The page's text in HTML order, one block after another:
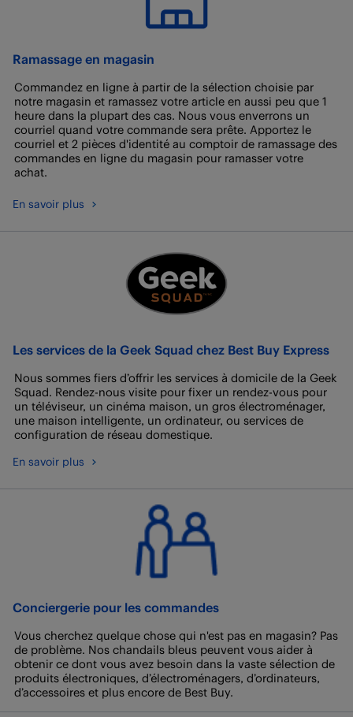
Ramassage en magasin
Commandez en ligne à partir de la sélection choisie par
notre magasin et ramassez votre article en aussi peu que 1
heure dans la plupart des cas. Nous vous enverrons un
courriel quand votre commande sera prête. Apportez le
courriel et 2 pièces d'identité au comptoir de ramassage des
commandes en ligne du magasin pour ramasser votre
achat.
En savoir plus
Les services de la Geek Squad chez Best Buy Express
Nous sommes fiers d’offrir les services à domicile de la Geek
Squad. Rendez-nous visite pour fixer un rendez-vous pour
un téléviseur, un cinéma maison, un gros électroménager,
une maison intelligente, un ordinateur, ou services de
configuration de réseau domestique.
En savoir plus
Conciergerie pour les commandes
Vous cherchez quelque chose qui n'est pas en magasin? Pas
de problème. Nos chandails bleus peuvent vous aider à
obtenir ce dont vous avez besoin dans la vaste sélection de
produits électroniques, d’électroménagers, d’ordinateurs,
d’accessoires et plus encore de Best Buy.